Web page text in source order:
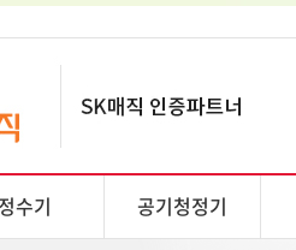
정수기 공기청정기